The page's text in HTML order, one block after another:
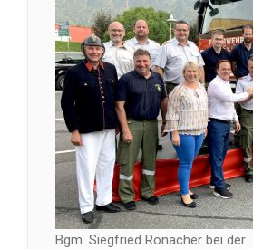
Bgm. Siegfried Ronacher bei der